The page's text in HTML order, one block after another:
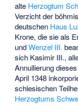
alte Herzogtum
Verzicht der
deutschen Haus
Krone, die sie als
undWenzel III.
sich Kasimir III.,
Annullierung
April 1348
schlesischen
Herzogtums